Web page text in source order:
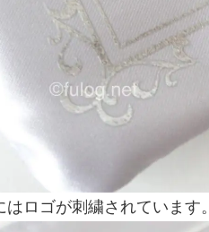
ロゴが刺繍されています。